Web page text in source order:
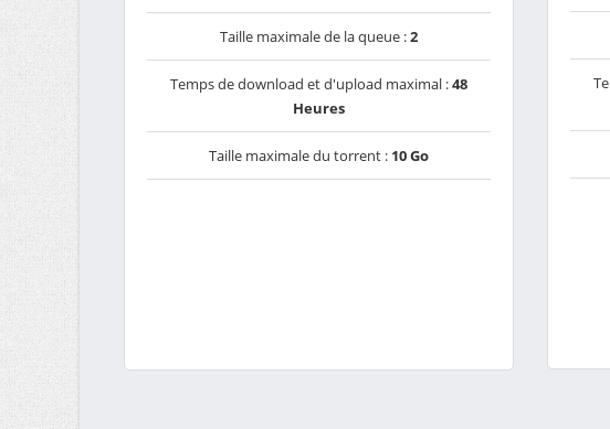
Taille maximale de la queue :2
Temps de download et d'upload maximal :48
Heures
Taille maximale du torrent : 10 Go